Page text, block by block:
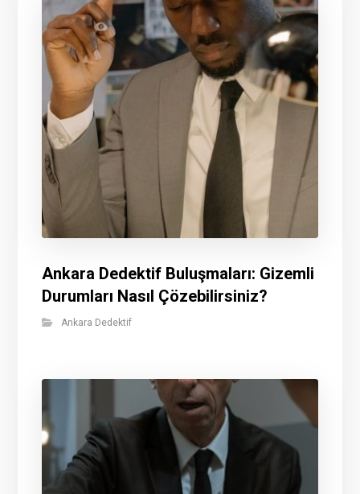
Ankara Dedektif Buluşmaları: Gizemli
Durumları Nasıl Çözebilirsiniz?
Ankara Dedektif